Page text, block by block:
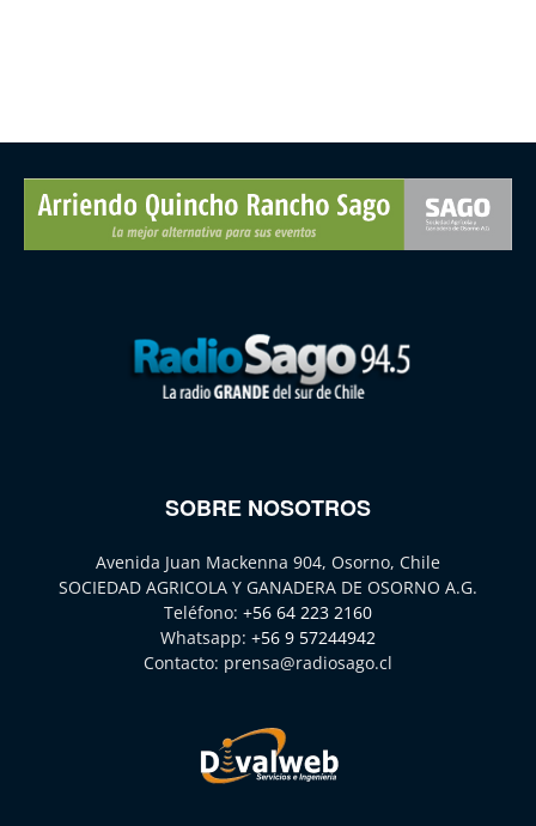
SOBRE NOSOTROS
Avenida Juan Mackenna 904, Osorno, Chile
SOCIEDAD AGRICOLA Y GANADERA DE OSORNO A.G.
Teléfono: +56 64 223 2160
Whatsapp: +56 9 57244942
Contacto: prensa@radiosago.cl